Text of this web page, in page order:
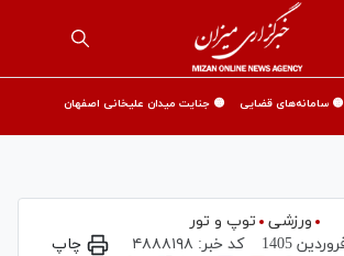
🟡 سامانه‌های قضایی 🟡 جنایت میدان علیخانی اصفهان
ورزشی
توپ و تور
کد خبر: ۴۸۸۸۱۹۸ چاپ